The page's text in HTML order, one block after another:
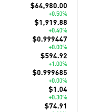
$64,980.00
+0.50%
$1,919.88
+0.40%
$0.999447
+0.00%
$594.92
+1.00%
$0.999685
+0.00%
$1.04
+0.30%
$74.91